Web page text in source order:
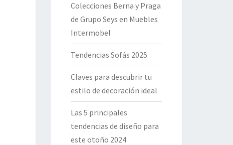
Colecciones Berna y Praga
de Grupo Seys en Muebles
Intermobel
Tendencias Sofás 2025
Claves para descubrir tu
estilo de decoración ideal
Las 5 principales
tendencias de diseño para
este otoño 2024